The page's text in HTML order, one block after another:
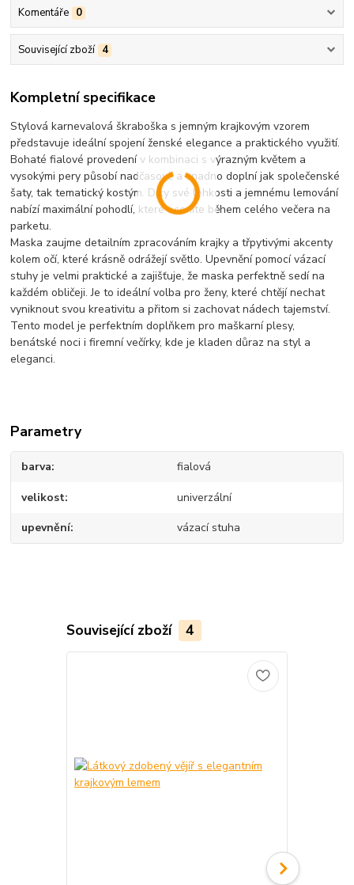
Komentáře 0
Související zboží 4
Kompletní specifikace
Stylová karnevalová škraboška s jemným krajkovým vzorem
představuje ideální spojení ženské elegance a praktického využití.
Bohaté fialové provedení v kombinaci s výrazným květem a
vysokými pery působí nadčasově a snadno doplní jak společenské
šaty, tak tematický kostým. Díky své lehkosti a jemnému lemování
nabízí maximální pohodlí, které oceníte během celého večera na
parketu.
Maska zaujme detailním zpracováním krajky a třpytivými akcenty
kolem očí, které krásně odrážejí světlo. Upevnění pomocí vázací
stuhy je velmi praktické a zajišťuje, že maska perfektně sedí na
každém obličeji. Je to ideální volba pro ženy, které chtějí nechat
vyniknout svou kreativitu a přitom si zachovat nádech tajemství.
Tento model je perfektním doplňkem pro maškarní plesy,
benátské noci i firemní večírky, kde je kladen důraz na styl a
eleganci.
Parametry
barva fialová
velikost univerzální
upevnění vázací stuha
Související zboží 4